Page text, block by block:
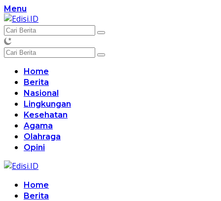
Langsung
ke
konten
Menu
Home
Berita
Nasional
Lingkungan
Kesehatan
Agama
Olahraga
Opini
Home
Berita